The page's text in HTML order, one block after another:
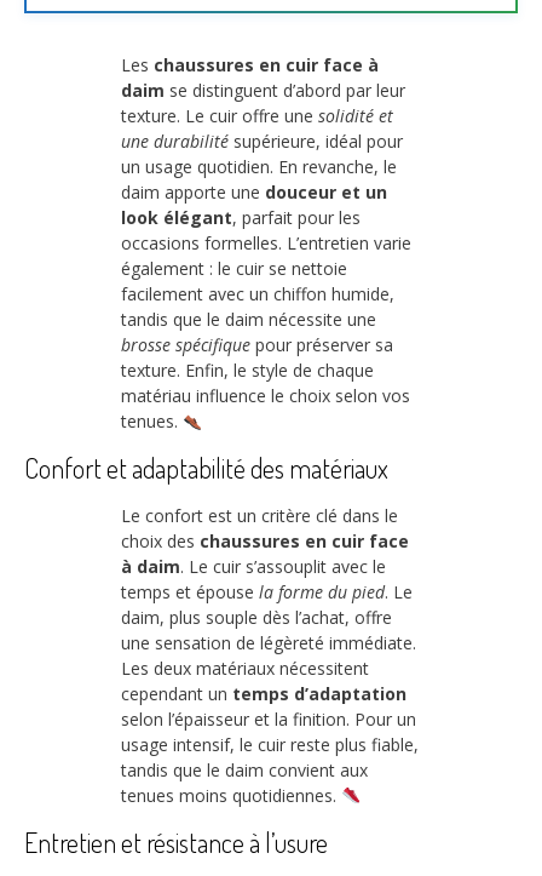
Les chaussures en cuir face à
daim se distinguent d’abord par leur
texture. Le cuir offre une solidité et
une durabilité supérieure, idéal pour
un usage quotidien. En revanche, le
daim apporte une douceur et un
look élégant, parfait pour les
occasions formelles. L’entretien varie
également : le cuir se nettoie
facilement avec un chiffon humide,
tandis que le daim nécessite une
brosse spécifique pour préserver sa
texture. Enfin, le style de chaque
matériau influence le choix selon vos
tenues.
Confort et adaptabilité des matériaux
Le confort est un critère clé dans le
choix des chaussures en cuir face
à daim. Le cuir s’assouplit avec le
temps et épouse la forme du pied. Le
daim, plus souple dès l’achat, offre
une sensation de légèreté immédiate.
Les deux matériaux nécessitent
cependant un temps d’adaptation
selon l’épaisseur et la finition. Pour un
usage intensif, le cuir reste plus fiable,
tandis que le daim convient aux
tenues moins quotidiennes.
Entretien et résistance à l’usure